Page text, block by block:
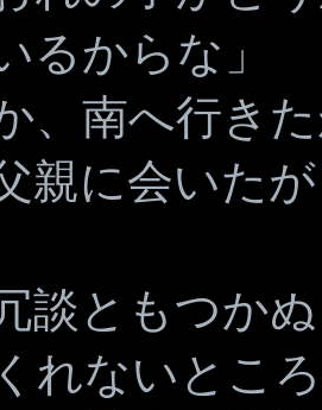
るからな」
、南へ行き
親に会いた
談ともつか
れないとこ